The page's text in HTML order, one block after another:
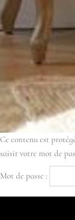
Ce contenu est
saisir votre mot de
Mot de passe :